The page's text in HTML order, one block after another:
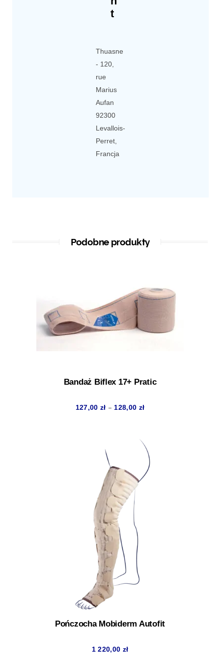
t
Thuasne
- 120,
rue
Marius
Aufan
92300
Levallois-
Perret,
Francja
Podobne produkty
Bandaż Biflex 17+ Pratic
127,00 zł – 128,00 złZakres
127,00 zł
do
128,00 zł
Pończocha Mobiderm Autofit
1 220,00 zł